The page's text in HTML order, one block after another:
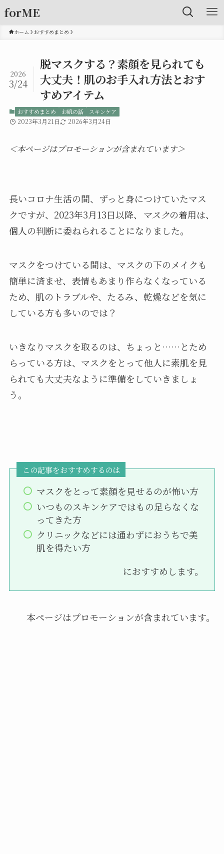
forME
ホーム おすすめまとめ
脱マスクする？素顔を見られても
大丈夫！肌のお手入れ方法とおす
すめアイテム
2026
3/24
おすすめまとめ お肌の話 スキンケア
2023年3月21日 2026年3月24日
＜本ページはプロモーションが含まれています＞
長いコロナ生活の間、ずっと身につけていたマス
クですが、2023年3月13日以降、
マスクの着用は、
個人の判断に委ねられることになりました。
マスクをつけている間は、マスクの下のメイクも
簡単に済ませ、表情もあまり作らなくなっている
ため、肌のトラブルや、たるみ、乾燥などを気に
している方も多いのでは？
いきなりマスクを取るのは、ちょっと……とため
らっている方は、マスクをとって他人に素肌を見
られても大丈夫なように準備をしていきましょ
う。
この記事をおすすめするのは
マスクをとって素顔を見せるのが怖い方
いつものスキンケアではもの足らなくな
ってきた方
クリニックなどには通わずにおうちで美
肌を得たい方
におすすめします。
本ページはプロモーションが含まれています。